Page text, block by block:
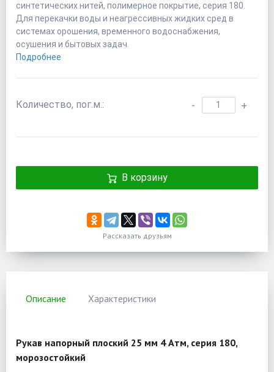
синтетических нитей, полимерное покрытие, серия 180.
Для перекачки воды и неагрессивных жидких сред в
системах орошения, временного водоснабжения,
осушения и бытовых задач.
Подробнее
Количество, пог.м.: - +
В корзину
Рассказать друзьям
Описание Характеристики
Рукав напорный плоский 25 мм 4 Атм, серия 180,
морозостойкий